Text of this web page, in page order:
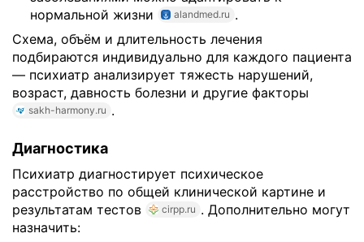
нормальной жизни
alandmed.ru .
Схема, объём и длительность лечения
подбираются индивидуально для каждого пациента
— психиатр анализирует тяжесть нарушений,
возраст, давность болезни и другие факторы
sakh-harmony.ru .
Диагностика
Психиатр диагностирует психическое
расстройство по общей клинической картине и
результатам тестов
cirpp.ru . Дополнительно могут
назначить: